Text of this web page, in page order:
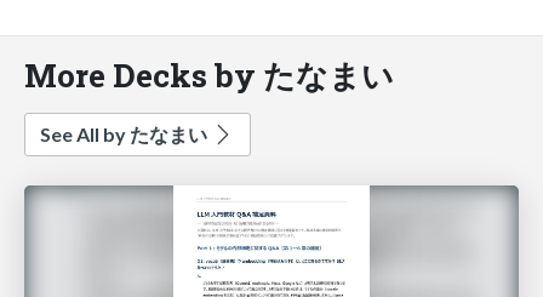
More Decks by たなまい
See All by たなまい